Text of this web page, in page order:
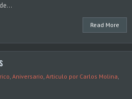
Read More
Aniversario Articulo por Carlos Molina